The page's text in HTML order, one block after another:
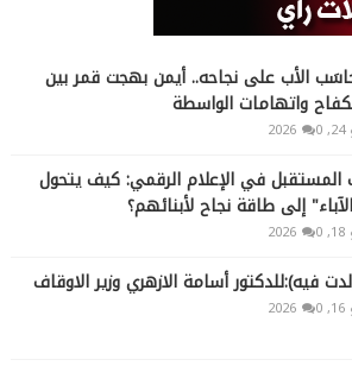
الأب على نجاحه.. أيمن بهجت قمر بين
واتهامات الواسطة
0
في الإعلام الرقمي: كيف يتحول
إلى طاقة نجاح لأبنائهم؟
0
فيه):للدكتور أسامة الازهري وزير الاوقاف
0